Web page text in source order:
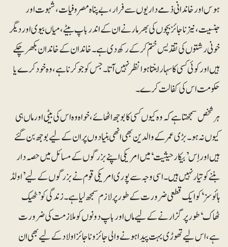
ہوس اور خاندانی ذمے داریوں سے فرار، بے پناہ مصروفیات، شہوت اور
جنسیت، نیز ناجائز بچوں کی بھرمار نے ان کے اندر باپ بیٹے، میاں بیوی اور دیگر
خونی رشتوں کی تقدیس ختم کر کے رکھ دی ہے۔ خاندان کے خاندان بکھر چکے
ہیں اور کوئی کسی کا سہارا بنتا ہوا نظر نہیں آتا۔ جس کو جو کرنا ہے، وہ خود کرے یا
حکومت اس کی کفالت کرے۔
ہرشخص سمجھتا ہے کہ وہ کیوں کسی کا بوجھ اٹھائے، خواہ وہ اس کی بیٹی اور ماں ہی
کیوں نہ ہو۔ بڑی عمر کے والدین بھی انھی بنیادوں پر ان کے لیے بوجھ بن گئے
ہیں اور اِس ’بیکار حیثیت‘ میں امریکی اپنے بزرگوں کے مسائل میں حصہ دار
بننے کو تیار نہیں ہیں۔ اسی وجہ سے پوری امریکی قوم نے بزرگوں کے لیے ’اولڈ
ہائوسز‘ کو ایک قطعی ضرورت کے طور پر لازم سمجھ لیا ہے۔ زندگی کو ’ٹھیک
ٹھاک‘ طور پر گزارنے کے لیے ماں اور باپ دونوں کو ملازمت کی ضرورت
ہے، اس لیے تھوڑی بہت پیدا ہونے والی جائز و ناجائزاولاد کے لیے بھی ان